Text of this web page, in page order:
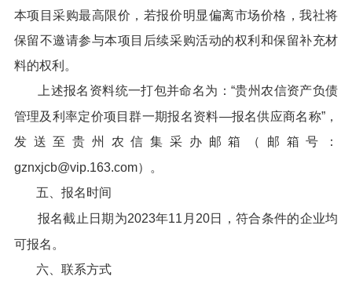
本项目采购最高限价，若报价明显偏离市场价格，我社将
保留不邀请参与本项目后续采购活动的权利和保留补充材
料的权利。
上述报名资料统一打包并命名为：“贵州农信资产负债
管理及利率定价项目群一期报名资料—报名供应商名称”，
发送至贵州农信集采办邮箱（邮箱号：
gznxjcb@vip.163.com）。
五、报名时间
报名截止日期为2023年11月20日，符合条件的企业均
可报名。
六、联系方式